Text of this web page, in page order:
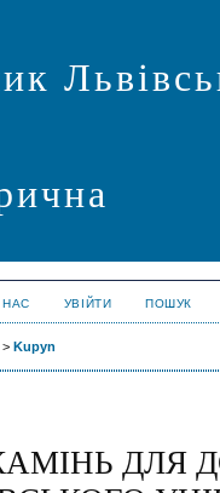
УВІЙТИ ПОШУК
> Kupyn
ДЛЯ